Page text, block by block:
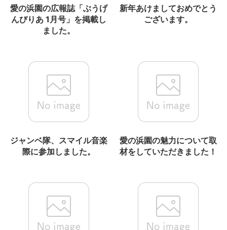
愛の浜園の広報誌「ぶうげ
んびりあ 1月号」を掲載し
ました。
新年あけましておめでとう
ございます。
ジャンベ隊、スマイル音楽
際に参加しました。
愛の浜園の魅力について取
材をしていただきました！